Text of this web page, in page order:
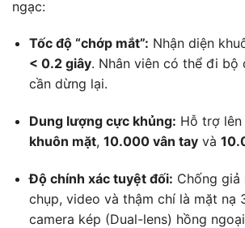
ngạc:
Tốc độ “chớp mắt”: Nhận diện
< 0.2 giây. Nhân viên có thể đi bộ
cần dừng lại.
Dung lượng cực khủng: Hỗ trợ lên
khuôn mặt, 10.000 vân tayvà
Độ chính xác tuyệt đối: Chống giả
chụp, video và thậm chí là mặt nạ
camera kép (Dual-lens) hồng